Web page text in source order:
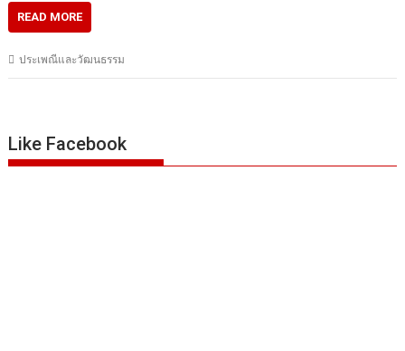
READ MORE
ประเพณีและวัฒนธรรม
Like Facebook